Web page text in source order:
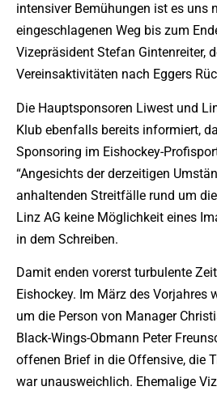
intensiver Bemühungen ist es uns
eingeschlagenen Weg bis zum
Vizepräsident Stefan Gintenreiter,
Vereinsaktivitäten nach Eggers
Die Hauptsponsoren Liwest und
Klub ebenfalls bereits informiert,
Sponsoring im Eishockey-
“Angesichts der derzeitigen
anhaltenden Streitfälle rund um
Linz AG keine Möglichkeit eines
in dem Schreiben.
Damit enden vorerst turbulente
Eishockey. Im März des Vorjahres
um die Person von Manager
Black-Wings-Obmann Peter
offenen Brief in die Offensive, die
war unausweichlich. Ehemalige